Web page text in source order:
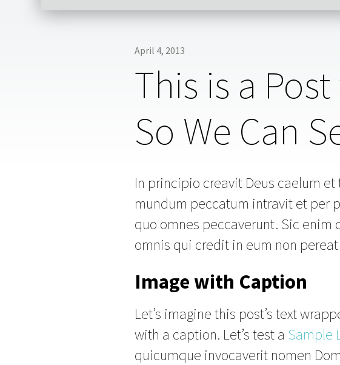
April 4, 2013
This is a
So We Can
In principio creavit Deus caelum
mundum peccatum intravit et per
quo omnes peccaverunt. Sic
omnis qui credit in eum non
Image with Caption
Let’s imagine this post’s text
with a caption. Let’s test a Sample
quicumque invocaverit nomen